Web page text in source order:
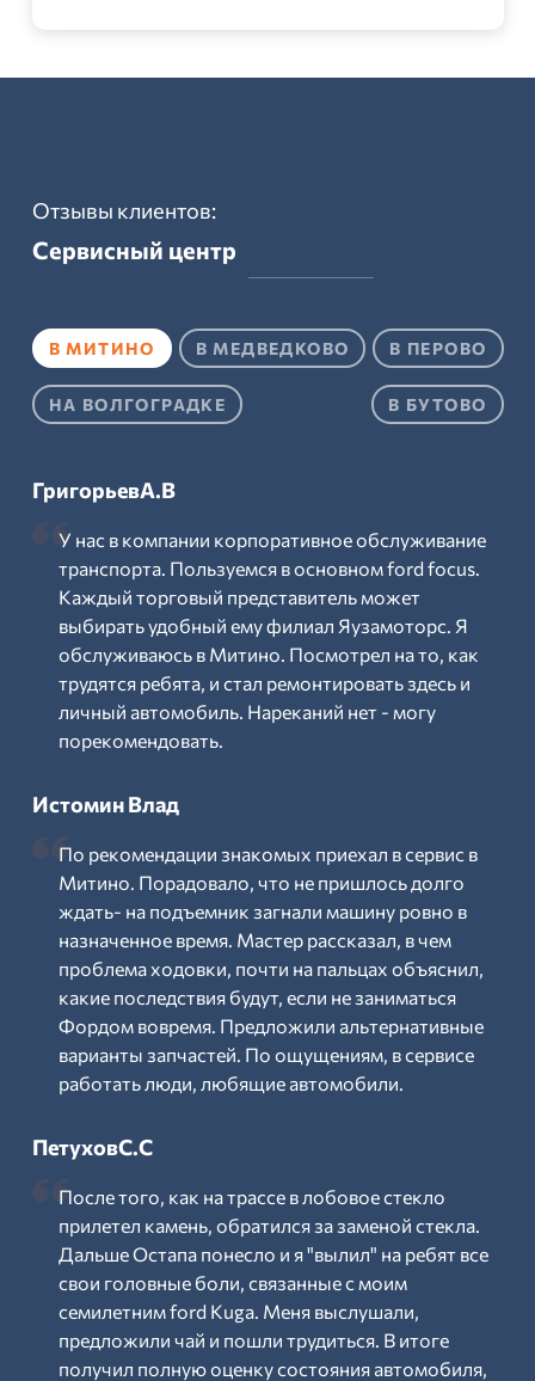
Отзывы клиентов:
Сервисный центр
В МИТИНО В МЕДВЕДКОВО В ПЕРОВО
НА ВОЛГОГРАДКЕ В БУТОВО
ГригорьевА.В
У нас в компании корпоративное обслуживание
транспорта. Пользуемся в основном ford focus.
Каждый торговый представитель может
выбирать удобный ему филиал Яузамоторс. Я
обслуживаюсь в Митино. Посмотрел на то, как
трудятся ребята, и стал ремонтировать здесь и
личный автомобиль. Нареканий нет - могу
порекомендовать.
Истомин Влад
По рекомендации знакомых приехал в сервис в
Митино. Порадовало, что не пришлось долго
ждать- на подъемник загнали машину ровно в
назначенное время. Мастер рассказал, в чем
проблема ходовки, почти на пальцах объяснил,
какие последствия будут, если не заниматься
Фордом вовремя. Предложили альтернативные
варианты запчастей. По ощущениям, в сервисе
работать люди, любящие автомобили.
ПетуховС.С
После того, как на трассе в лобовое стекло
прилетел камень, обратился за заменой стекла.
Дальше Остапа понесло и я "вылил" на ребят все
свои головные боли, связанные с моим
семилетним ford Kuga. Меня выслушали,
предложили чай и пошли трудиться. В итоге
получил полную оценку состояния автомобиля,